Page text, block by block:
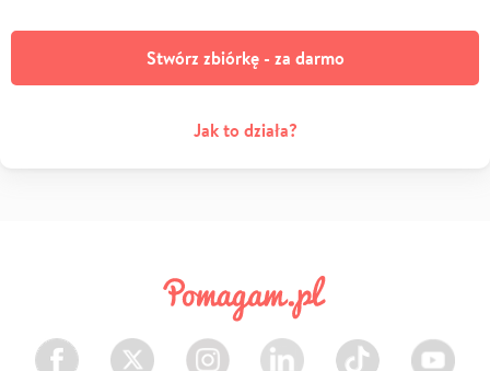
Stwórz zbiórkę - za darmo
Jak to działa?
Facebook Twitter Instagram LinkedIn TikTok Youtube